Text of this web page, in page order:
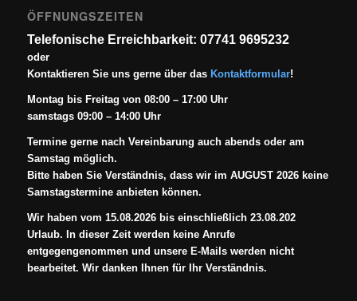
ÖFFNUNGSZEITEN
Telefonische Erreichbarkeit: 07741 9695232
oder
Kontaktieren Sie uns gerne über das Kontaktformular!
Montag bis Freitag von 08:00 – 17:00 Uhr
samstags 09:00 – 14:00 Uhr
Termine gerne nach Vereinbarung auch abends oder am
Samstag möglich.
Bitte haben Sie Verständnis, dass wir im AUGUST 2026 keine
Samstagstermine anbieten können.
Wir haben vom 15.08.2026 bis einschließlich 23.08.202
Urlaub. In dieser Zeit werden keine Anrufe
entgegengenommen und unsere E-Mails werden nicht
bearbeitet. Wir danken Ihnen für Ihr Verständnis.